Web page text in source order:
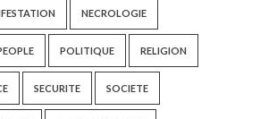
NECROLOGIE
POLITIQUE RELIGION
SECURITE SOCIETE